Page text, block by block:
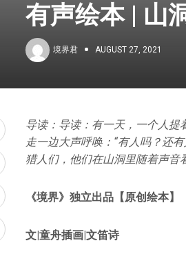
有声绘本 | 山
境界君 AUGUST 27, 2021
导读：导读：有一天，一个人
走一边大声呼唤：“有人吗？还
猎人们，他们在山洞里随着声音
《境界》独立出品【原创绘本】
文|童舟插画|文笛诗